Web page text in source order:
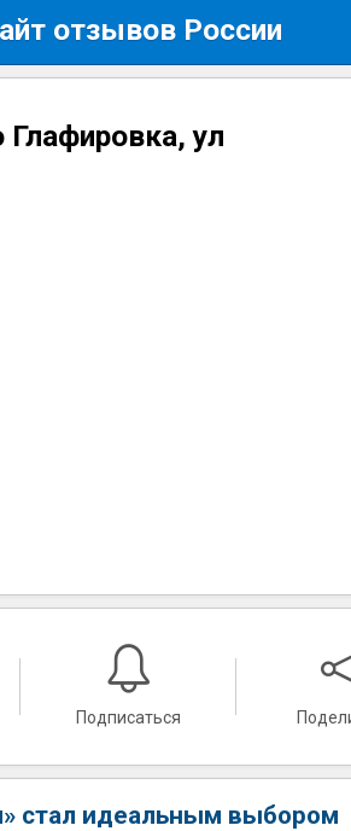
отзывов России
ул
Подписаться
стал идеальным выбором